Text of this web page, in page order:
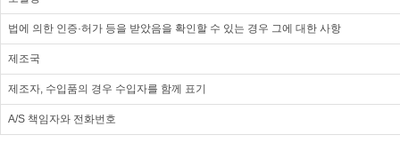
법에 의한 인증·허가 등을 받았음을 확인할 수 있는 경우 그에 대한 사항
제조국
제조자, 수입품의 경우 수입자를 함께 표기
A/S 책임자와 전화번호